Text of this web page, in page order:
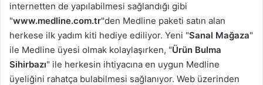
internetten de yapılabilmesi sağlandığı gibi
"www.medline.com.tr"den Medline paketi satın alan
herkese ilk yadım kiti hediye ediliyor. Yeni "Sanal Mağaza"
ile Medline üyesi olmak kolaylaşırken, "Ürün Bulma
Sihirbazı" ile herkesin ihtiyacına en uygun Medline
üyeliğini rahatça bulabilmesi sağlanıyor. Web üzerinden